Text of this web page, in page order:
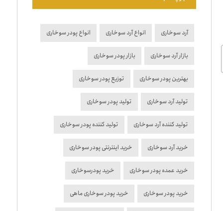
آرد سوخاری انواع آرد سوخاری انواع پودر سوخاری
بازار آرد سوخاری بازار پودر سوخاری
بهترین پودر سوخاری توزیع پودر سوخاری
تولید آرد سوخاری تولید پودر سوخاری
تولید کننده آرد سوخاری تولید کننده پودر سوخاری
خرید آرد سوخاری خرید اینترنتی پودر سوخاری
خرید عمده پودر سوخاری خرید پودرسوخاری
خرید پودر سوخاری خرید پودر سوخاری ماهی